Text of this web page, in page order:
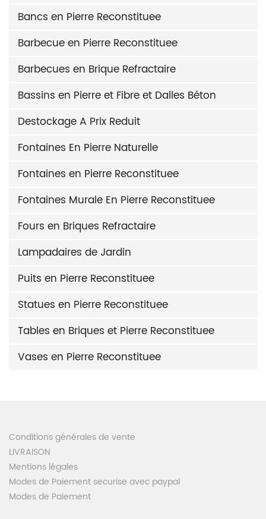
Bancs en Pierre Reconstituee
Barbecue en Pierre Reconstituee
Barbecues en Brique Refractaire
Bassins en Pierre et Fibre et Dalles Béton
Destockage A Prix Reduit
Fontaines En Pierre Naturelle
Fontaines en Pierre Reconstituee
Fontaines Murale En Pierre Reconstituee
Fours en Briques Refractaire
Lampadaires de Jardin
Puits en Pierre Reconstituee
Statues en Pierre Reconstituee
Tables en Briques et Pierre Reconstituee
Vases en Pierre Reconstituee
Conditions générales de vente
LIVRAISON
Mentions légales
Modes de Paiement securise avec paypal
Modes de Paiement